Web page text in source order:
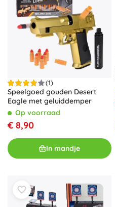
(1)
Speelgoed gouden Desert
Eagle met geluiddemper
Op voorraad
€ 8,90
In mandje